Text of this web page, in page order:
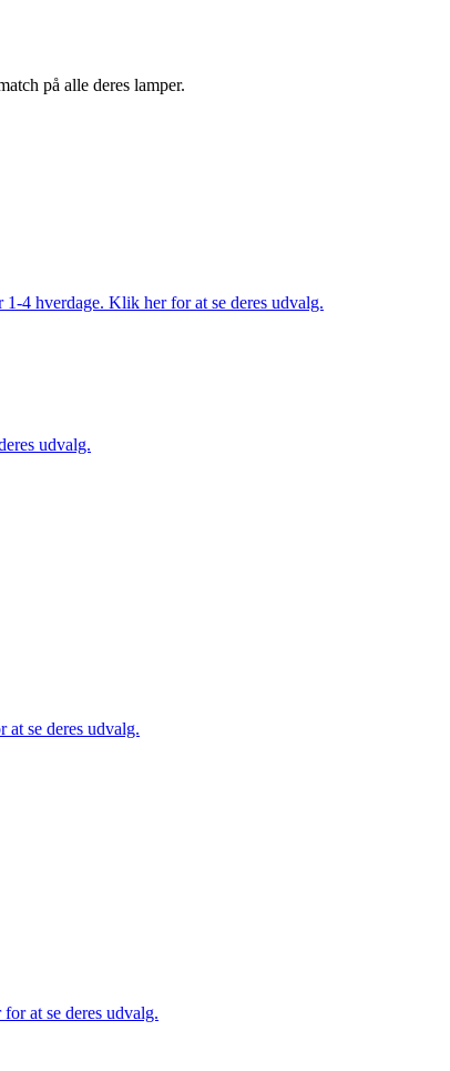
på alle deres lamper.
4 hverdage. Klik her for at se deres udvalg.
udvalg.
se deres udvalg.
at se deres udvalg.